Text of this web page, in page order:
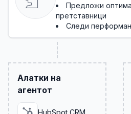
Предложи
претставници
Следи
Алатки на
агентот
HubSpot CRM